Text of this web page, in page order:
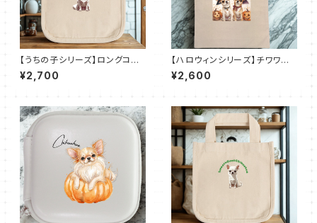
【うちの子シリーズ】ロングコー
トチワワ【ホワイト お鼻ピン
ク】ロコトート（Ｓ）
¥2,700
【ハロウィンシリーズ】チワワ｜
厚手コットンガゼット巾着トート
（L）
¥2,600